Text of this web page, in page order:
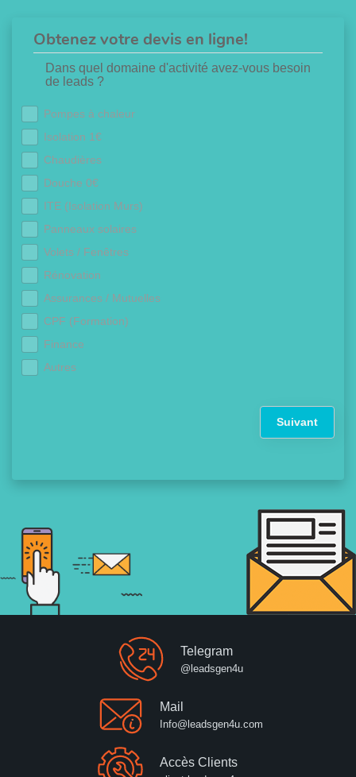
Obtenez votre devis en ligne!
Dans quel domaine d'activité avez-vous besoin
de leads ?
Pompes à chaleur
Isolation 1€
Chaudières
Douche 0€
ITE (Isolation Murs)
Panneaux solaires
Volets / Fenêtres
Rénovation
Assurances / Mutuelles
CPF (Formation)
Finance
Autres
Suivant
Telegram
@leadsgen4u
Mail
Info@leadsgen4u.com
Accès Clients